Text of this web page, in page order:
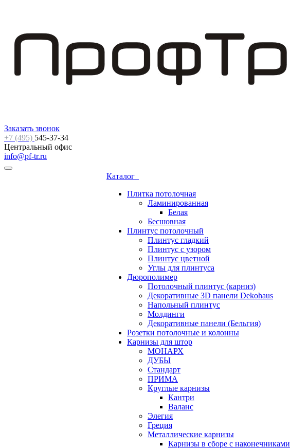
Заказать звонок
+7 (495) 545-37-34
Центральный офис
info@pf-tr.ru
Каталог
Плитка потолочная
Ламинированная
Белая
Бесшовная
Плинтус потолочный
Плинтус гладкий
Плинтус с узором
Плинтус цветной
Углы для плинтуса
Дюрополимер
Потолочный плинтус (карниз)
Декоративные 3D панели Dekohaus
Напольный плинтус
Молдинги
Декоративные панели (Бельгия)
Розетки потолочные и колонны
Карнизы для штор
МОНАРХ
ДУБЫ
Стандарт
ПРИМА
Круглые карнизы
Кантри
Валанс
Элегия
Греция
Металлические карнизы
Карнизы в сборе с наконечниками